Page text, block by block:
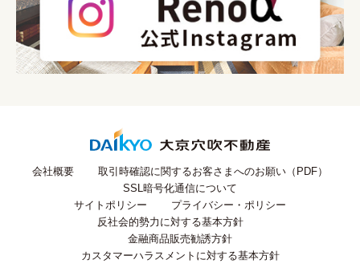
会社概要
取引時確認に関するお客さまへのお願い（PDF）
SSL暗号化通信について
サイトポリシー
プライバシー・ポリシー
反社会的勢力に対する基本方針
金融商品販売勧誘方針
カスタマーハラスメントに対する基本方針